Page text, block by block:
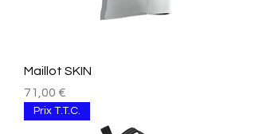
Maillot SKIN
Prix
71,00 €
Prix T.T.C.